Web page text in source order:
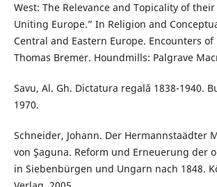
West: The Relevance and Topicality of
Uniting Europe.” In Religion and
Central and Eastern Europe. Encounters
Thomas Bremer. Houndmills: Palgrave
Savu, Al. Gh. Dictatura regală 1838-1940.
1970.
Schneider, Johann. Der Hermannstaädter
von Şaguna. Reform und Erneuerung der
in Siebenbürgen und Ungarn nach 1848.